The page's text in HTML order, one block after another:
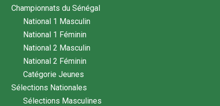
Championnats du Sénégal
National 1 Masculin
National 1 Féminin
National 2 Masculin
National 2 Féminin
Catégorie Jeunes
Sélections Nationales
Sélections Masculines